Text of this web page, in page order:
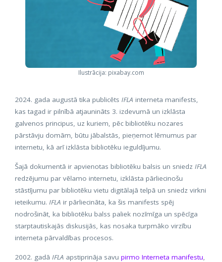
Ilustrācija: pixabay.com
2024. gada augustā tika publicēts IFLA interneta manifests,
kas tagad ir pilnībā atjaunināts 3. izdevumā un izklāsta
galvenos principus, uz kuriem, pēc bibliotēku nozares
pārstāvju domām, būtu jābalstās, pieņemot lēmumus par
internetu, kā arī izklāsta bibliotēku ieguldījumu.
Šajā dokumentā ir apvienotas bibliotēku balsis un sniedz IFLA
redzējumu par vēlamo internetu, izklāsta pārliecinošu
stāstījumu par bibliotēku vietu digitālajā telpā un sniedz virkni
ieteikumu. IFLA ir pārliecināta, ka šis manifests spēj
nodrošināt, ka bibliotēku balss paliek nozīmīga un spēcīga
starptautiskajās diskusijās, kas nosaka turpmāko virzību
interneta pārvaldības procesos.
2002. gadā IFLA apstiprināja savu pirmo Interneta manifestu,